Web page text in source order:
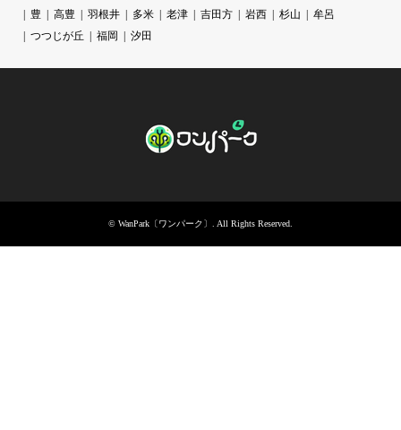
豊
高豊 羽根井 多米 老津 吉田方 岩西 杉山
牟呂
つつじが丘
福岡 汐田
© WanPark〔ワンパーク〕 . All Rights Reserved.